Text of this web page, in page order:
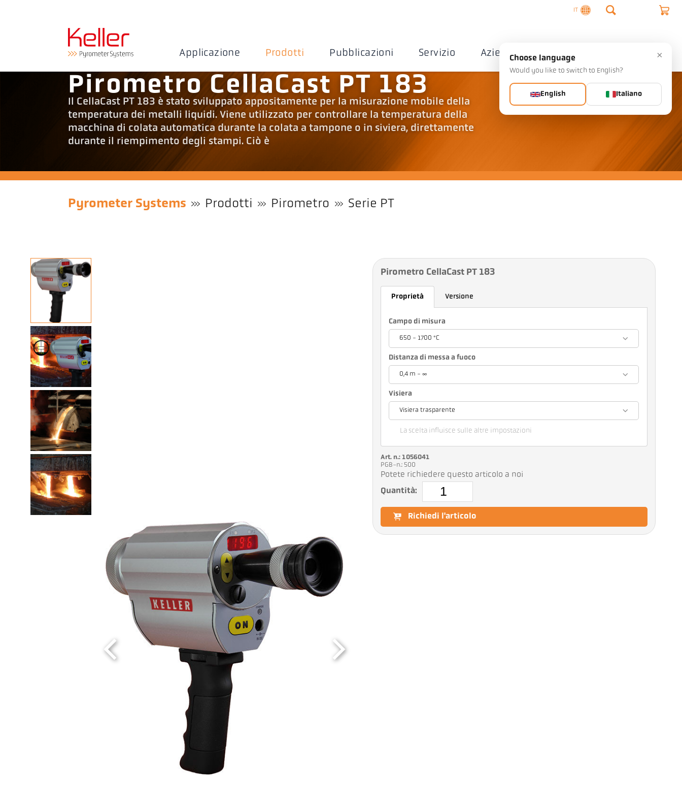
IT
Applicazione Prodotti Pubblicazioni Servizio Azienda Contatto
Pirometro CellaCast PT 183
Il CellaCast PT 183 è stato sviluppato appositamente per la misurazione mobile della
temperatura dei metalli liquidi. Viene utilizzato per controllare la temperatura della
macchina di colata automatica durante la colata a tampone o in siviera, direttamente
durante il riempimento degli stampi. Ciò è
Pyrometer Systems Prodotti Pirometro Serie PT
Pirometro CellaCast PT 183
Proprietà Versione
Campo di misura
650 - 1700 °C
Distanza di messa a fuoco
0,4 m - ∞
Visiera
Visiera trasparente
La scelta influisce sulle altre impostazioni
Art. n.: 1056041
PGB-n.: 500
Potete richiedere questo articolo a noi
Quantità:
Richiedi l'articolo
×
Choose language
Would you like to switch to English?
English Italiano